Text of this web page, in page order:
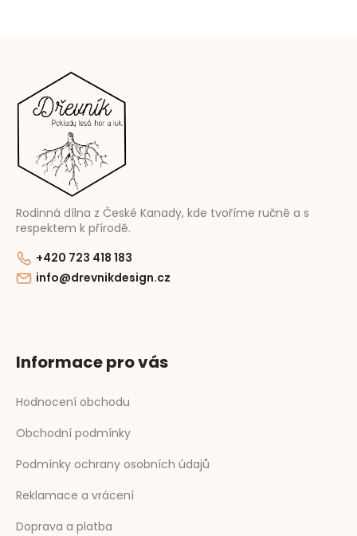
Rodinná dílna z České Kanady, kde tvoříme ručně a s
respektem k přírodě.
+420 723 418 183
info@drevnikdesign.cz
Informace pro vás
Hodnocení obchodu
Obchodní podmínky
Podmínky ochrany osobních údajů
Reklamace a vrácení
Doprava a platba